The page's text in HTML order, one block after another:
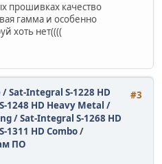
прошивках качество
гамма и особенно
хоть нет((((
#3
Sat-Integral S-1228 HD
1248 HD Heavy Metal /
/ Sat-Integral S-1268 HD
1311 HD Combo/
ПО